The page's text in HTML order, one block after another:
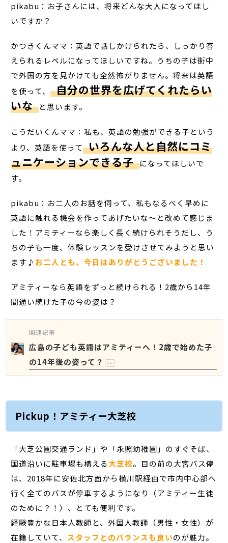
pikabu：お子さんには、将来どんな大人になってほし
いですか？
かつきくんママ：英語で話しかけられたら、しっかり答
えられるレベルになってほしいですね。うちの子は街中
で外国の方を見かけても全然怖がりません。将来は英語
を使って、 自分の世界を広げてくれたらい
いな と思います。
こうだいくんママ：私も、英語の勉強ができる子という
より、英語を使って いろんな人と自然にコミ
ュニケーションできる子 になってほしいで
す。
pikabu：お二人のお話を伺って、私もなるべく早めに
英語に触れる機会を作ってあげたいな～と改めて感じま
した！アミティーなら楽しく長く続けられそうだし、う
ちの子も一度、体験レッスンを受けさせてみようと思い
ます♪ お二人とも、今日はありがとうございました！
アミティーなら英語をずっと続けられる！2歳から14年
間通い続けた子の今の姿は？
関連記事
広島の子ども英語はアミティーへ！2歳で始めた子
の14年後の姿って？
PR
Pickup！アミティー大芝校
「大芝公園交通ランド」や「永照幼稚園」のすぐそば、
国道沿いに駐車場も構える大芝校。目の前の大宮バス停
は、2018年に安佐北方面から横川駅経由で市内中心部へ
行く全てのバスが停車するようになり（アミティー生徒
のために？！）、とても便利です。
経験豊かな日本人教師と、外国人教師（男性・女性）が
在籍していて、 スタッフとのバランスも良いのが魅力。